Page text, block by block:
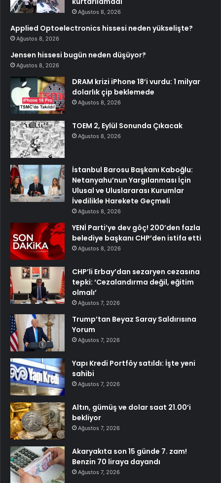
Ağustos 8, 2026
Applied Optoelectronics hissesi neden yükselişte?
Ağustos 8, 2026
Jensen hissesi bugün neden düşüyor?
Ağustos 8, 2026
DRAM krizi iPhone 18’i vurdu: 1 milyar
dolarlık çip beklemede
Ağustos 8, 2026
TOEM 2, Eylül Sonunda Çıkacak
Ağustos 8, 2026
İstanbul Barosu Başkanı Kaboğlu:
Netanyahu’nun Yargılanması İçin
Ulusal ve Uluslararası Kurumlar
İvedilikle Harekete Geçmeli
Ağustos 8, 2026
YENİ Parti’ye dev göç! 200’den fazla
belediye başkanı CHP’den istifa etti
Ağustos 8, 2026
CHP’li Erbay’dan sezaryen cezasına
tepki: ‘Cezalandırma değil, eğitim
olmalı’
Ağustos 7, 2026
Trump’tan Beyaz Saray Saldırısına
Yorum
Ağustos 7, 2026
Yapı Kredi Portföy satıldı: İşte yeni
sahibi
Ağustos 7, 2026
Altın, gümüş ve dolar saat 21.00’i
bekliyor
Ağustos 7, 2026
Akaryakıta son 15 günde 7. zam!
Benzin 70 liraya dayandı
Ağustos 7, 2026